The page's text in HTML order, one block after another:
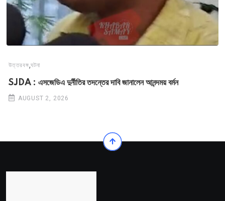
উত্তরবঙ্গ,ঘটনা
SJDA : এসজেডিএ দুর্নীতির তদন্তের দাবি জানালেন আনন্দময় বর্মন
AUGUST 2, 2026